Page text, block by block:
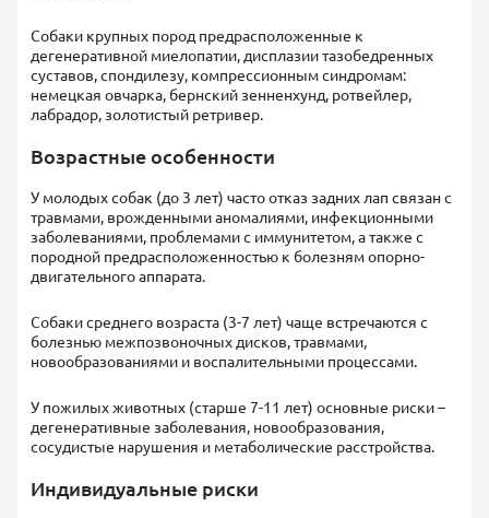
Собаки крупных пород предрасположенные к
дегенеративной миелопатии, дисплазии тазобедренных
суставов, спондилезу, компрессионным синдромам:
немецкая овчарка, бернский зенненхунд, ротвейлер,
лабрадор, золотистый ретривер.
Возрастные особенности
У молодых собак (до 3 лет) часто отказ задних лап связан с
травмами, врожденными аномалиями, инфекционными
заболеваниями, проблемами с иммунитетом, а также с
породной предрасположенностью к болезням опорно-
двигательного аппарата.
Собаки среднего возраста (3-7 лет) чаще встречаются с
болезнью межпозвоночных дисков, травмами,
новообразованиями и воспалительными процессами.
У пожилых животных (старше 7-11 лет) основные риски –
дегенеративные заболевания, новообразования,
сосудистые нарушения и метаболические расстройства.
Индивидуальные риски